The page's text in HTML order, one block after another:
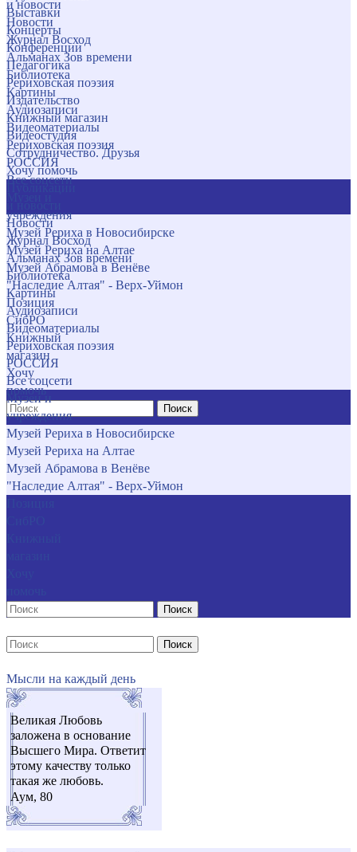
и новости
Новости
Журнал Восход
Альманах Зов времени
Библиотека
Картины
Аудиозаписи
Видеоматериалы
Рериховская поэзия
РОССИЯ
Все соцсети
учреждения
Музей Рериха в Новосибирске
Музей Рериха на Алтае
Музей Абрамова в Венёве
"Наследие Алтая" - Верх-Уймон
Позиция
СибРО
Книжный
магазин
Хочу
помочь
Поиск
Выставки
Концерты
Конференции
Педагогика
Рериховская поэзия
Издательство
Книжный магазин
Видеостудия
Сотрудничество. Друзья
Хочу помочь
Новости
Журнал Восход
Альманах Зов времени
Библиотека
Картины
Аудиозаписи
Видеоматериалы
Рериховская поэзия
РОССИЯ
Все соцсети
Музеи и
учреждения
Музей Рериха в Новосибирске
Музей Рериха на Алтае
Музей Абрамова в Венёве
"Наследие Алтая" - Верх-Уймон
Поиск
Поиск
Мысли на каждый день
Великая Любовь
заложена в основание
Высшего Мира. Ответит
этому качеству только
такая же любовь.
Аум, 80